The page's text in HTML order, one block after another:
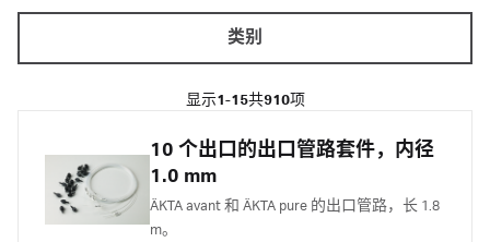
类别
显示1-15共910项
10 个出口的出口管路套件，内径
1.0 mm
ÄKTA avant 和 ÄKTA pure 的出口管路，长 1.8
m。